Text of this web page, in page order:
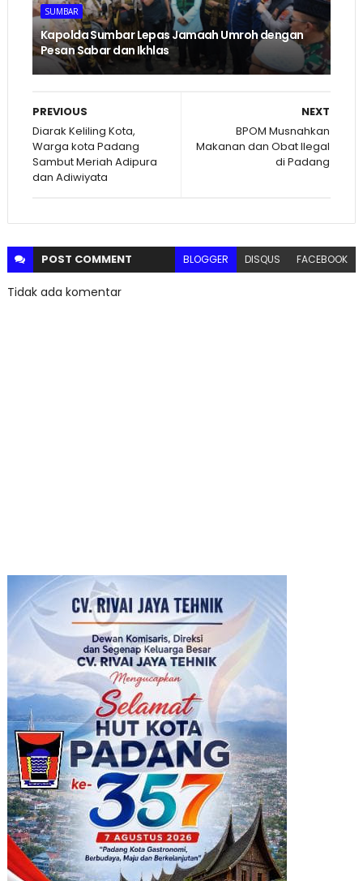
SUMBAR
Kapolda Sumbar Lepas Jamaah Umroh dengan
Pesan Sabar dan Ikhlas
NEXT
BPOM Musnahkan
Makanan dan Obat Ilegal
di Padang
PREVIOUS
Diarak Keliling Kota,
Warga kota Padang
Sambut Meriah Adipura
dan Adiwiyata
POST COMMENT BLOGGER DISQUS FACEBOOK
Tidak ada komentar